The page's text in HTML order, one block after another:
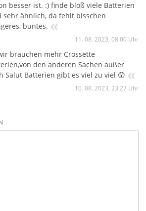
besser ist. :) finde bloß viele Batterien
sehr ähnlich, da fehlt bisschen
buntes. «
11. 08. 2023, 08:00 Uhr
brauchen mehr Crossette
den anderen Sachen außer
Salut Batterien gibt es viel zu viel 😲 «
10. 08. 2023, 23:27 Uhr